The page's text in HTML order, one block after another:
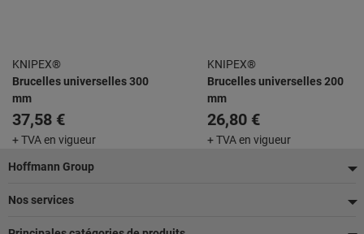
KNIPEX®
Brucelles universelles 300
mm
37,58 €
+ TVA en vigueur
KNIPEX®
Brucelles universelles 200
mm
26,80 €
+ TVA en vigueur
Pied
de
page
Hoffmann Group
Nos services